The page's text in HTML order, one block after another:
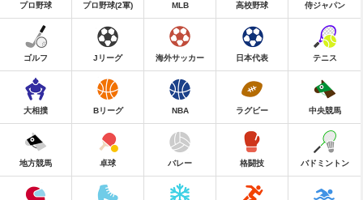
プロ野球 プロ野球(2軍) MLB 高校野球 侍ジャパン
ゴルフ Jリーグ 海外サッカー 日本代表 テニス
大相撲 Bリーグ NBA ラグビー 中央競馬
地方競馬 卓球 バレー 格闘技 バドミントン